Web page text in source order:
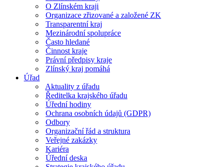
O Zlínském kraji
Organizace zřizované a založené ZK
Transparentní kraj
Mezinárodní spolupráce
Často hledané
Činnost kraje
Právní předpisy kraje
Zlínský kraj pomáhá
Úřad
Aktuality z úřadu
Ředitelka krajského úřadu
Úřední hodiny
Ochrana osobních údajů (GDPR)
Odbory
Organizační řád a struktura
Veřejné zakázky
Kariéra
Úřední deska